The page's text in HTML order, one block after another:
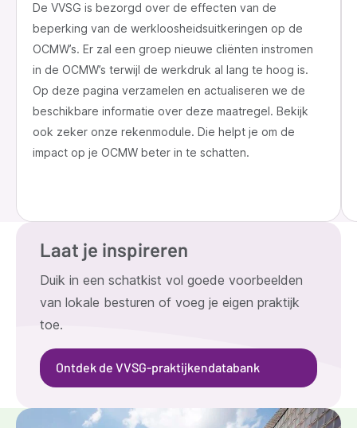
De VVSG is bezorgd over de effecten van de
beperking van de werkloosheidsuitkeringen op de
OCMW’s. Er zal een groep nieuwe cliënten instromen
in de OCMW’s terwijl de werkdruk al lang te hoog is.
Op deze pagina verzamelen en actualiseren we de
beschikbare informatie over deze maatregel. Bekijk
ook zeker onze rekenmodule. Die helpt je om de
impact op je OCMW beter in te schatten.
Laat je inspireren
Duik in een schatkist vol goede voorbeelden
van lokale besturen of voeg je eigen praktijk
toe.
Ontdek de VVSG-praktijkendatabank